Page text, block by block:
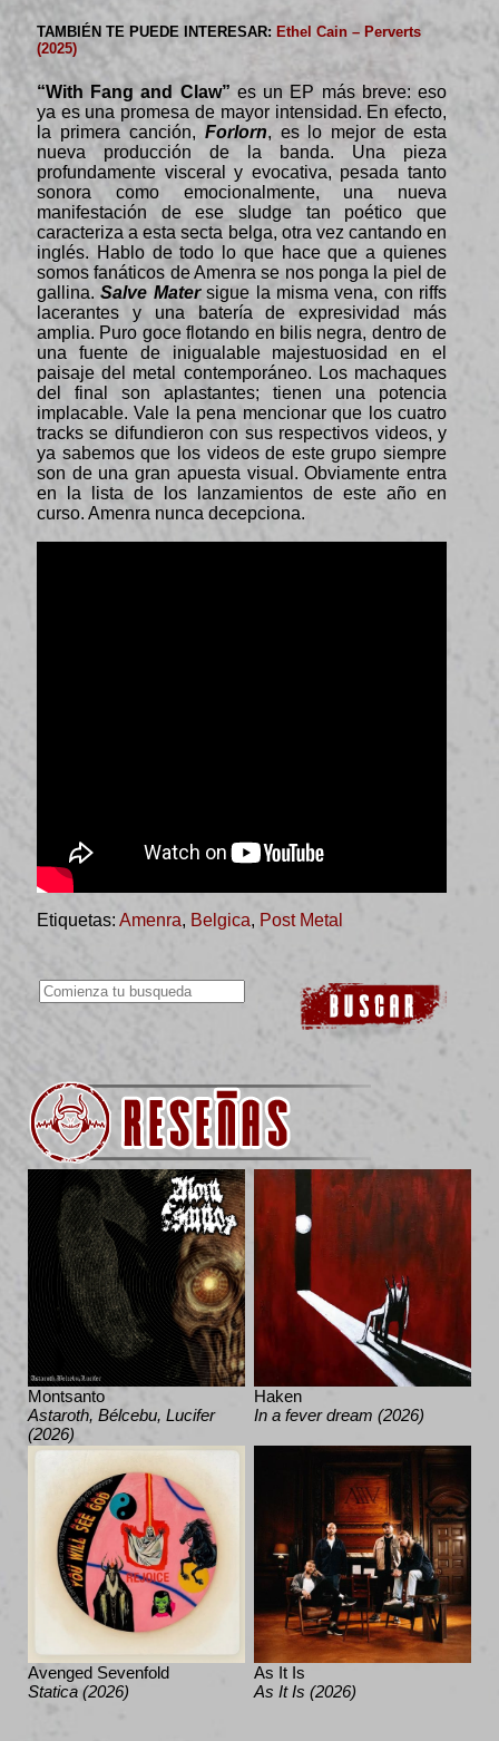
TAMBIÉN TE PUEDE INTERESAR: Ethel Cain – Perverts
(2025)
“With Fang and Claw” es un EP más breve: eso
ya es una promesa de mayor intensidad. En efecto,
la primera canción, Forlorn, es lo mejor de esta
nueva producción de la banda. Una pieza
profundamente visceral y evocativa, pesada tanto
sonora como emocionalmente, una nueva
manifestación de ese sludge tan poético que
caracteriza a esta secta belga, otra vez cantando en
inglés. Hablo de todo lo que hace que a quienes
somos fanáticos de Amenra se nos ponga la piel de
gallina.Salve Matersigue la misma vena, con riffs
lacerantes y una batería de expresividad más
amplia. Puro goce flotando en bilis negra, dentro de
una fuente de inigualable majestuosidad en el
paisaje del metal contemporáneo. Los machaques
del final son aplastantes; tienen una potencia
implacable. Vale la pena mencionar que los cuatro
tracks se difundieron con sus respectivos videos, y
ya sabemos que los videos de este grupo siempre
son de una gran apuesta visual. Obviamente entra
en la lista de los lanzamientos de este año en
curso. Amenra nunca decepciona.
Etiquetas: Amenra, Belgica, Post Metal
Montsanto
Astaroth, Bélcebu, Lucifer
(2026)
Haken
In a fever dream (2026)
Avenged Sevenfold
Statica (2026)
As It Is
As It Is (2026)